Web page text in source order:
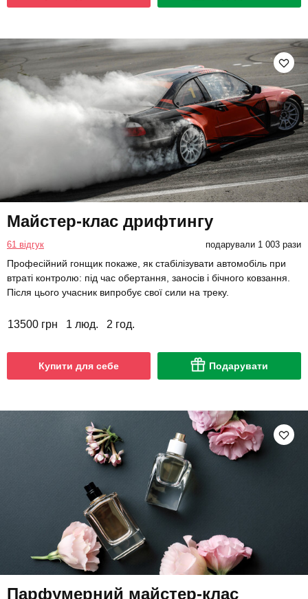
Майстер-клас дрифтингу
61 відгук подарували 1 003 рази
Професійний гонщик покаже, як стабілізувати автомобіль при
втраті контролю: під час обертання, заносів і бічного ковзання.
Після цього учасник випробує свої сили на треку.
13500 грн 1 люд. 2 год.
Купити для себе Подарувати
Парфумерний майстер-клас